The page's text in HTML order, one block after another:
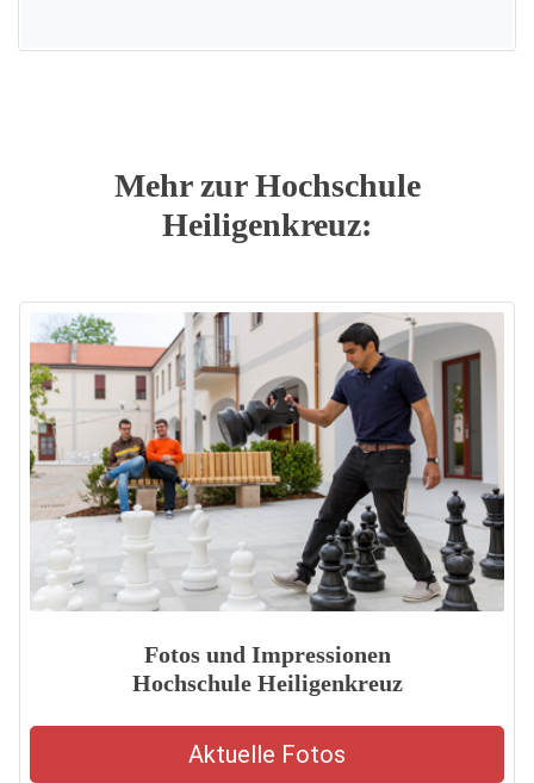
Mehr zur Hochschule
Heiligenkreuz:
Fotos und Impressionen
Hochschule Heiligenkreuz
Aktuelle Fotos